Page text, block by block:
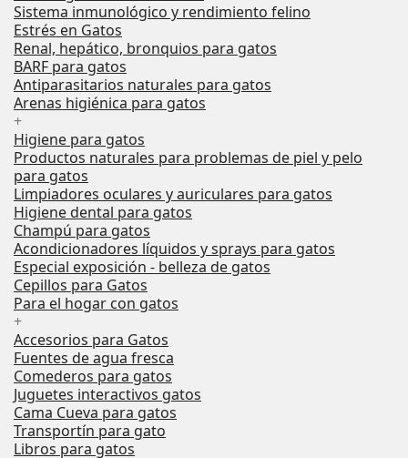
Sistema inmunológico y rendimiento felino
Estrés en Gatos
Renal, hepático, bronquios para gatos
BARF para gatos
Antiparasitarios naturales para gatos
Arenas higiénica para gatos
+
Higiene para gatos
Productos naturales para problemas de piel y pelo
para gatos
Limpiadores oculares y auriculares para gatos
Higiene dental para gatos
Champú para gatos
Acondicionadores líquidos y sprays para gatos
Especial exposición - belleza de gatos
Cepillos para Gatos
Para el hogar con gatos
+
Accesorios para Gatos
Fuentes de agua fresca
Comederos para gatos
Juguetes interactivos gatos
Cama Cueva para gatos
Transportín para gato
Libros para gatos